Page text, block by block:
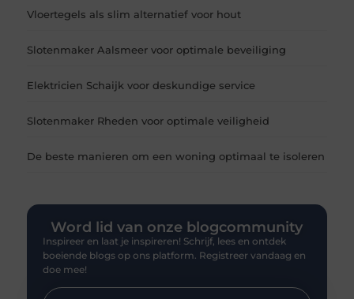
Vloertegels als slim alternatief voor hout
Slotenmaker Aalsmeer voor optimale beveiliging
Elektricien Schaijk voor deskundige service
Slotenmaker Rheden voor optimale veiligheid
De beste manieren om een woning optimaal te isoleren
Word lid van onze blogcommunity
Inspireer en laat je inspireren! Schrijf, lees en ontdek
boeiende blogs op ons platform. Registreer vandaag en
doe mee!